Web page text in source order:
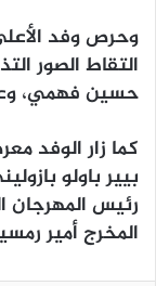
وحرص وفد
التقاط الصور
حسين فهمي،
كما زار الوفد
بيير باولو
رئيس المهرجان
المخرج أمير